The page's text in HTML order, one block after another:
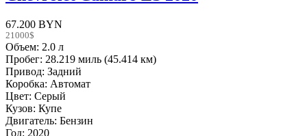
67.200 BYN
21000$
Объем: 2.0 л
Пробег: 28.219 миль (45.414 км)
Привод: Задний
Коробка: Автомат
Цвет: Серый
Кузов: Купе
Двигатель: Бензин
Год: 2020